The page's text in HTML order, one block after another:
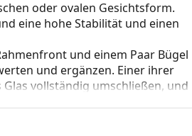
oder ovalen Gesichtsform.
eine hohe Stabilität und einen
und einem Paar Bügel
und ergänzen. Einer ihrer
vollständig umschließen, und